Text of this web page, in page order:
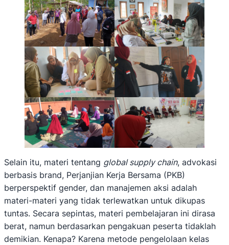
Selain itu, materi tentang global supply chain, advokasi
berbasis brand, Perjanjian Kerja Bersama (PKB)
berperspektif gender, dan manajemen aksi adalah
materi-materi yang tidak terlewatkan untuk dikupas
tuntas. Secara sepintas, materi pembelajaran ini dirasa
berat, namun berdasarkan pengakuan peserta tidaklah
demikian. Kenapa? Karena metode pengelolaan kelas